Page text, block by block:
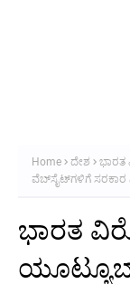
Home ದೇಶ
ಭಾರತ
ವೆಬ್‌ಸೈಟ್‌ಗಳಿಗೆ ಸರಕಾರ
ಭಾರತ